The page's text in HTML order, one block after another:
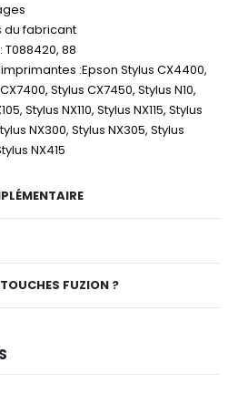
du fabricant
88
:Epson Stylus CX4400,
Stylus CX7450, Stylus N10,
Stylus NX110, Stylus NX115, Stylus
NX300, Stylus NX305, Stylus
NX415
FUZION ?